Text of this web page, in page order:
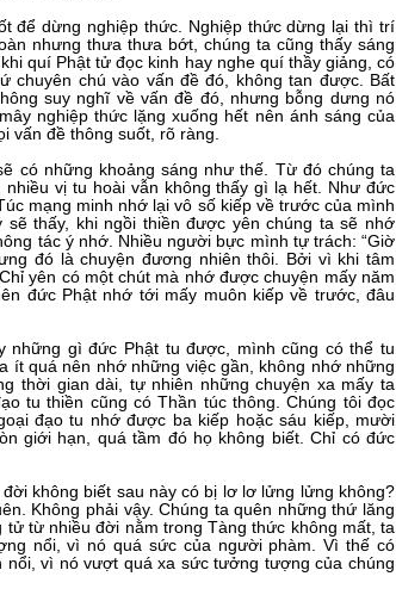
để dừng nghiệp thức. Nghiệp thức dừng lại thì trí
nhưng thưa thưa bớt, chúng ta cũng thấy sáng
quí Phật tử đọc kinh hay nghe quí thầy giảng, có
chuyên chú vào vấn đề đó, không tan được. Bất
suy nghĩ về vấn đề đó, nhưng bỗng dưng nó
nghiệp thức lặng xuống hết nên ánh sáng của
vấn đề thông suốt, rõ ràng.
có những khoảng sáng như thế. Từ đó chúng ta
vị tu hoài vẫn không thấy gì lạ hết. Như đức
mạng minh nhớ lại vô số kiếp về trước của mình
thấy, khi ngồi thiền được yên chúng ta sẽ nhớ
tác ý nhớ. Nhiều người bực mình tự trách: “Giờ
đó là chuyện đương nhiên thôi. Bởi vì khi tâm
yên có một chút mà nhớ được chuyện mấy năm
đức Phật nhớ tới mấy muôn kiếp về trước, đâu
những gì đức Phật tu được, mình cũng có thể tu
ít quá nên nhớ những việc gần, không nhớ những
thời gian dài, tự nhiên những chuyện xa mấy ta
tu thiền cũng có Thần túc thông. Chúng tôi đọc
đạo tu nhớ được ba kiếp hoặc sáu kiếp, mười
giới hạn, quá tầm đó họ không biết. Chỉ có đức
không biết sau này có bị lơ lơ lửng lửng không?
Không phải vậy. Chúng ta quên những thứ lăng
từ nhiều đời nằm trong Tàng thức không mất, ta
nổi, vì nó quá sức của người phàm. Vì thế có
vì nó vượt quá xa sức tưởng tượng của chúng